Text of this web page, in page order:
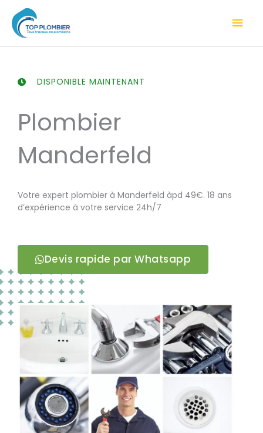
contenu
DISPONIBLE MAINTENANT
Plombier
Manderfeld
Votre expert plombier à Manderfeld àpd 49€. 18 ans
d’expérience à votre service 24h/7
Devis rapide par Whatsapp